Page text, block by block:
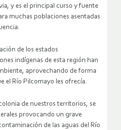
y es el principal curso y fuente
muchas poblaciones asentadas
de los estados
indígenas de esta región han
aprovechando de forma
el Río Pilcomayo les ofrecía.
de nuestros territorios, se
provocando un grave
de las aguas del Río